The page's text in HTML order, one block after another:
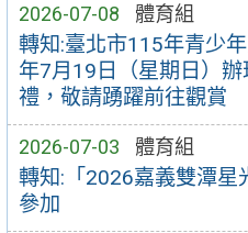
2026-07-08 體育組
轉知:臺北市115年青少
年7月19日（星期日）
禮，敬請踴躍前往觀賞
2026-07-03 體育組
轉知:「2026嘉義雙潭星
參加